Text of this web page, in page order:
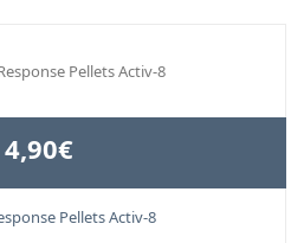
4,90€
Pellets Activ-8